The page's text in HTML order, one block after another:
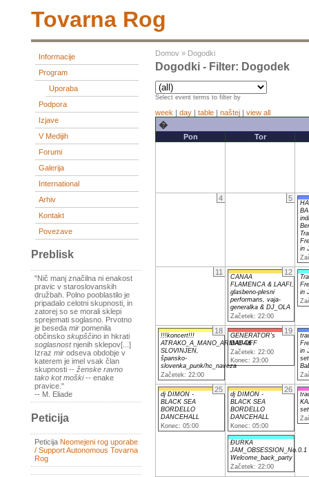
Tovarna Rog
Informacije
Program
Uporaba
Podpora
Izjave
V Medijih
Forumi
Galerija
International
Arhiv
Kontakt
Povezave
Preblisk
"Nič manj značilna ni enakost
pravic v staroslovanskih
družbah. Polno pooblastilo je
pripadalo celotni skupnosti, in
zatorej so se morali sklepi
sprejemati soglasno. Prvotno
je beseda mir pomenila
občinsko skupščino in hkrati
soglasnostnjenih sklepov[...]
Izraz mir odseva obdobje v
katerem je imel vsak član
skupnosti -- ženske ravno
tako kot moški-- enake
pravice."
-- M. Eliade
Peticija
Peticija Neomejeni rog uporabe
/ Support Autonomous Tovarna
Rog
Domov » Dogodki
Dogodki - Filter: Dogodek
Select event terms to filter by
week | day | table | naštej | view all
�
Pon Tor
4 5
in
11 12
CANAA
FLAMENCA & LAAFI,
glasbeno-plesni
performans, vaja-
generalka & DJ_OLA
Začetek: 22:00
in
18
!!!koncert!!!
ATRAKO_A_MANO_ARMADA&
SLOVINJEN,
špansko-
slovenka_punk/hc_naveza
Začetek: 22:00
19
GENERATOR's
DAY-OFF
Začetek: 22:00
Konec: 23:00
in
25
dj DIMON -
BLACK SEA
BORDELLO
DANCEHALL
Konec: 05:00
26
dj DIMON -
BLACK SEA
BORDELLO
DANCEHALL
Konec: 05:00
ĐURKA
JAM_OBSESSION_No.0.1
Welcome_back_party
Začetek: 22:00